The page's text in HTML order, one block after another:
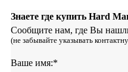
Знаете где купить Hard
Сообщите нам, где Вы
(не забывайте указывать
Ваше имя:*